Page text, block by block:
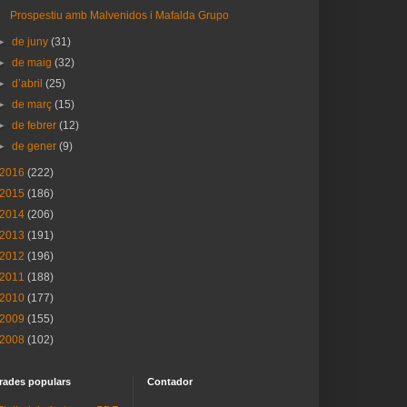
Prospestiu amb Malvenidos i Mafalda Grupo
de juny(31)
de maig(32)
d’abril(25)
de març(15)
de febrer(12)
de gener(9)
2016 (222)
2015 (186)
2014 (206)
2013 (191)
2012 (196)
2011 (188)
2010 (177)
2009 (155)
2008 (102)
populars Contador